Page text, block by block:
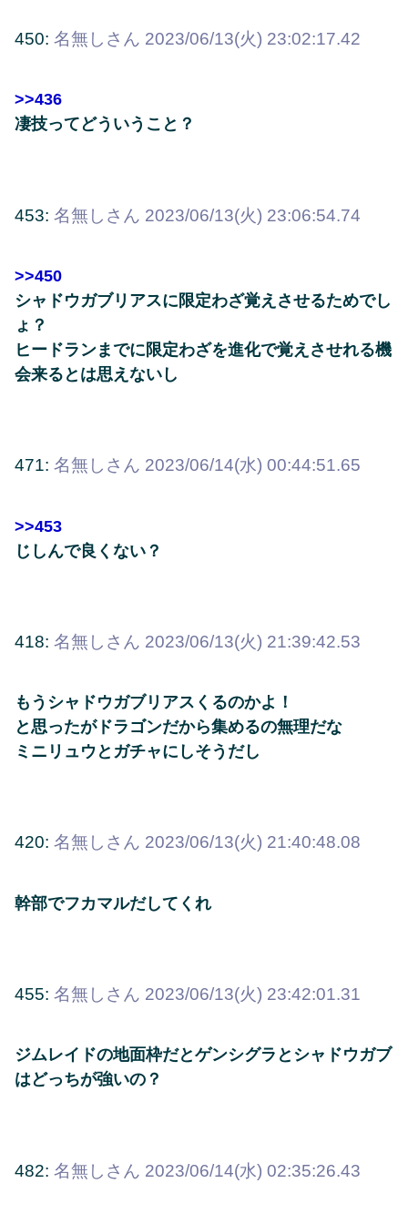
450: 名無しさん 2023/06/13(火) 23:02:17.42
>>436
凄技ってどういうこと？
453: 名無しさん 2023/06/13(火) 23:06:54.74
>>450
シャドウガブリアスに限定わざ覚えさせるためでし
ょ？
ヒードランまでに限定わざを進化で覚えさせれる機
会来るとは思えないし
471: 名無しさん 2023/06/14(水) 00:44:51.65
>>453
じしんで良くない？
418: 名無しさん 2023/06/13(火) 21:39:42.53
もうシャドウガブリアスくるのかよ！
と思ったがドラゴンだから集めるの無理だな
ミニリュウとガチャにしそうだし
420: 名無しさん 2023/06/13(火) 21:40:48.08
幹部でフカマルだしてくれ
455: 名無しさん 2023/06/13(火) 23:42:01.31
ジムレイドの地面枠だとゲンシグラとシャドウガブ
はどっちが強いの？
482: 名無しさん 2023/06/14(水) 02:35:26.43